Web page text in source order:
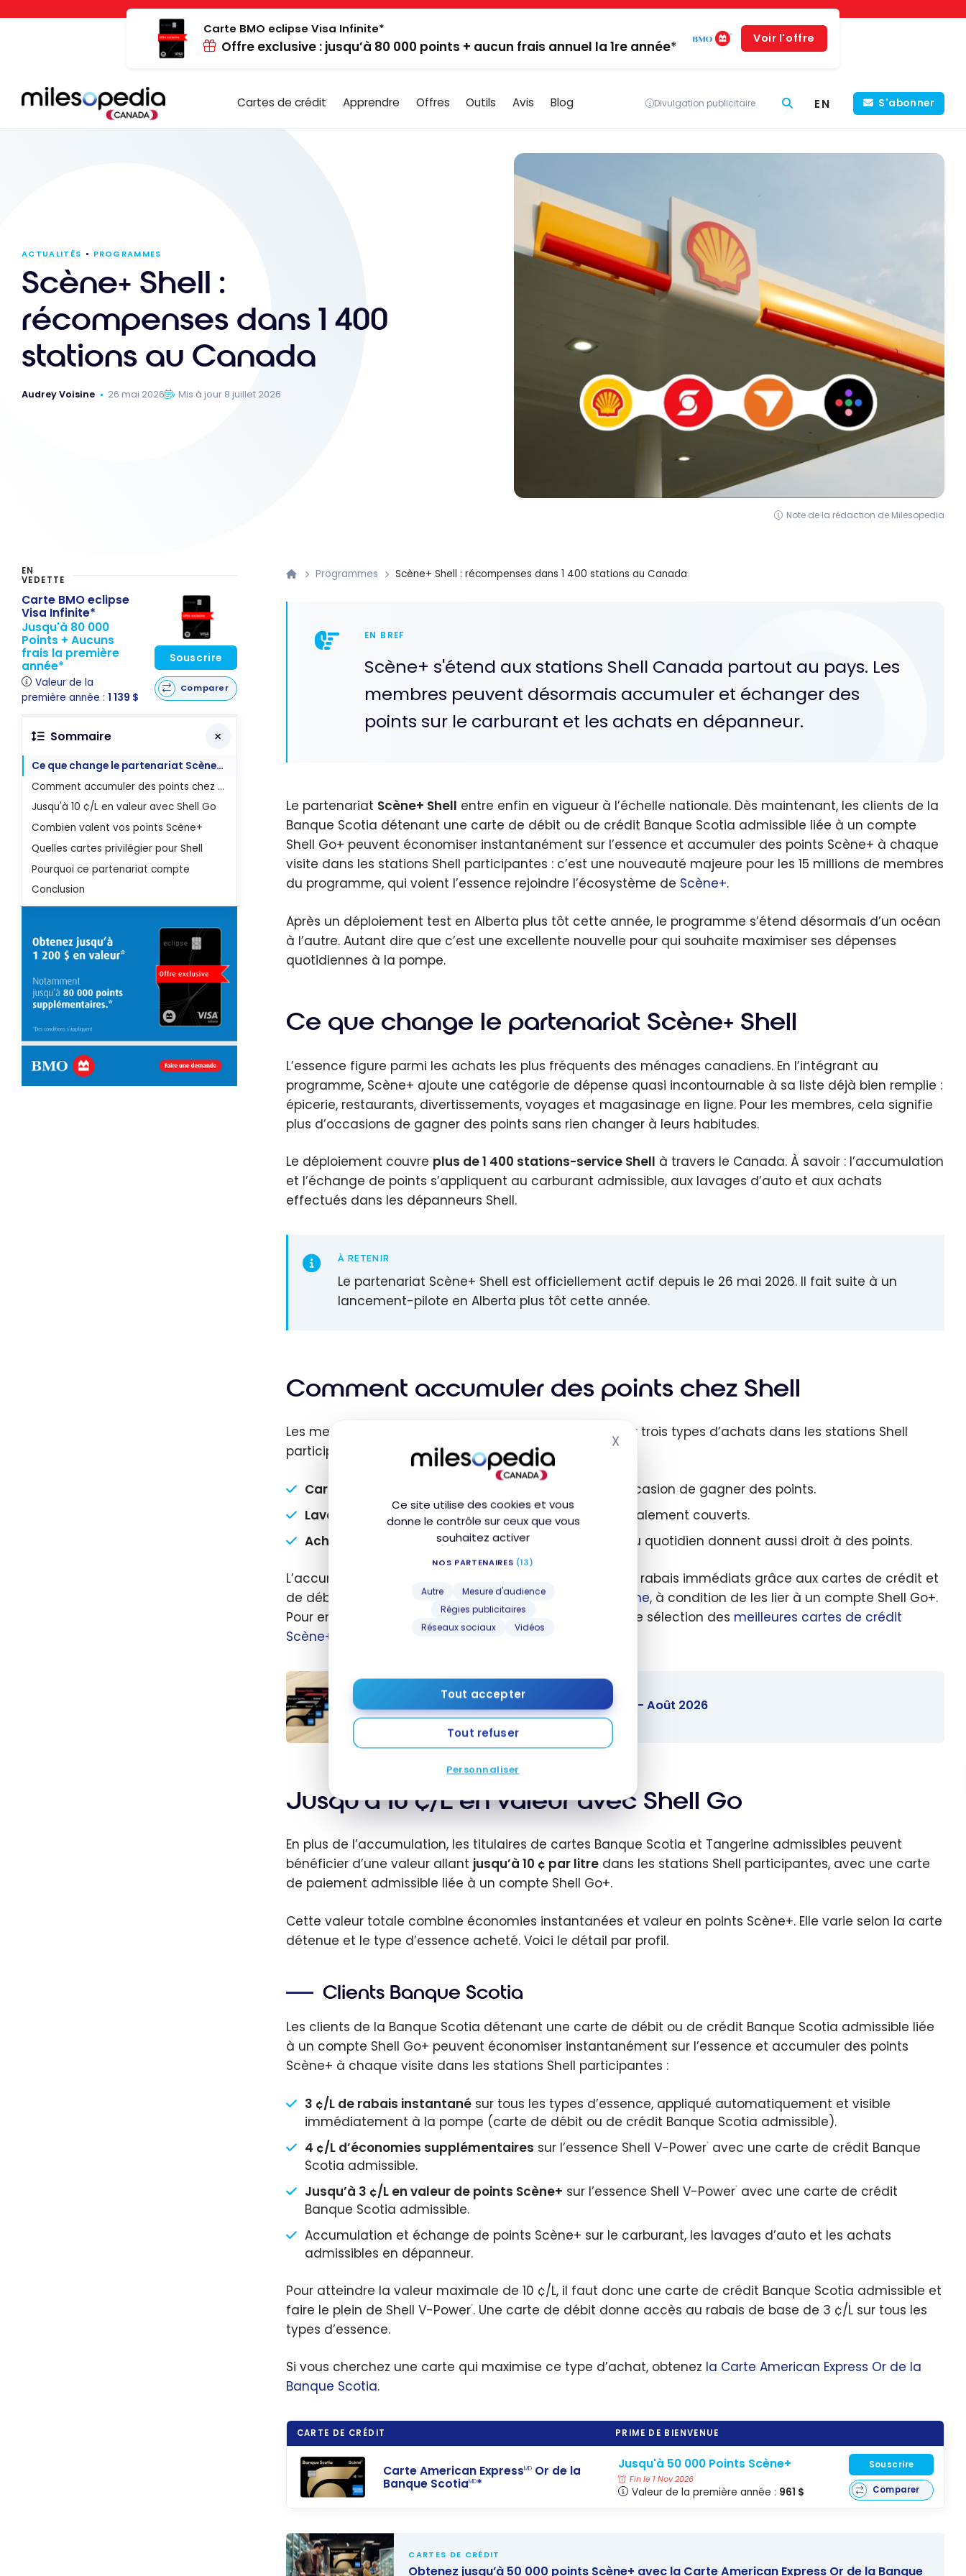
Panneau de gestion des cookies
Ce site utilise des cookies et vous
donne le contrôle sur ceux que vous
souhaitez activer
NOS PARTENAIRES (13)
Autre
Mesure d'audience
Régies publicitaires
Réseaux sociaux
Vidéos
Tout accepter
Tout refuser
Personnaliser
XMasquer le bandeau des cookies
Carte BMO eclipse Visa Infinite*
Offre exclusive : jusqu’à 80 000 points + aucun frais annuel la 1re année*
Voir l'offre
Cartes de crédit Apprendre Offres Outils Avis Blog Divulgation publicitaire EN S'abonner
ACTUALITÉS PROGRAMMES
Scène+ Shell :
récompenses dans 1 400
stations au Canada
Audrey Voisine 26 mai 2026 Mis à jour 8 juillet 2026
Note de la rédaction de Milesopedia
Programmes Scène+ Shell : récompenses dans 1 400 stations au Canada
EN BREF
Scène+ s'étend aux stations Shell Canada partout au pays. Les
membres peuvent désormais accumuler et échanger des
points sur le carburant et les achats en dépanneur.
Le partenariat Scène+ Shell entre enfin en vigueur à l’échelle nationale. Dès maintenant, les clients de la
Banque Scotia détenant une carte de débit ou de crédit Banque Scotia admissible liée à un compte
Shell Go+ peuvent économiser instantanément sur l’essence et accumuler des points Scène+ à chaque
visite dans les stations Shell participantes : c’est une nouveauté majeure pour les 15 millions de membres
du programme, qui voient l’essence rejoindre l’écosystème de Scène+.
Après un déploiement test en Alberta plus tôt cette année, le programme s’étend désormais d’un océan
à l’autre. Autant dire que c’est une excellente nouvelle pour qui souhaite maximiser ses dépenses
quotidiennes à la pompe.
Ce que change le partenariat Scène+ Shell
L’essence figure parmi les achats les plus fréquents des ménages canadiens. En l’intégrant au
programme, Scène+ ajoute une catégorie de dépense quasi incontournable à sa liste déjà bien remplie :
épicerie, restaurants, divertissements, voyages et magasinage en ligne. Pour les membres, cela signifie
plus d’occasions de gagner des points sans rien changer à leurs habitudes.
Le déploiement couvre plus de 1 400 stations-service Shell à travers le Canada. À savoir : l’accumulation
et l’échange de points s’appliquent au carburant admissible, aux lavages d’auto et aux achats
effectués dans les dépanneurs Shell.
À RETENIR
Le partenariat Scène+ Shell est officiellement actif depuis le 26 mai 2026. Il fait suite à un
lancement-pilote en Alberta plus tôt cette année.
Comment accumuler des points chez Shell
Les membres Scène+ peuvent accumuler des points sur trois types d’achats dans les stations Shell
participantes :
Carburant admissible :
chaque plein devient une occasion de gagner des points.
Lavages d’auto :les services de lavage Shell sont également couverts.
Achats en dépanneur :snacks, boissons et articles du quotidien donnent aussi droit à des points.
L’accumulation peut être bonifiée et complétée par des rabais immédiats grâce aux cartes de crédit et
de débit admissibles de la
Banque Scotia Tangerine, à condition de les lier à un compte Shell Go+.
Pour en savoir plus sur les meilleurs choix, consultez notre sélection des meilleures cartes de crédit
Scène+
Les meilleures
Scène+ - Août
2026
Les meilleures cartes de crédit Scène+ - Août 2026
Jusqu’à 10 ¢/L en valeur avec Shell Go
En plus de l’accumulation, les titulaires de cartes Banque Scotia et Tangerine admissibles peuvent
bénéficier d’une valeur allant jusqu’à 10 ¢ par litre dans les stations Shell participantes, avec une carte
de paiement admissible liée à un compte Shell Go+.
Cette valeur totale combine économies instantanées et valeur en points Scène+. Elle varie selon la carte
détenue et le type d’essence acheté. Voici le détail par profil.
Clients Banque Scotia
Les clients de la Banque Scotia détenant une carte de débit ou de crédit Banque Scotia admissible liée
à un compte Shell Go+ peuvent économiser instantanément sur l’essence et accumuler des points
Scène+ à chaque visite dans les stations Shell participantes :
3 ¢/L de rabais instantanésur tous les types d’essence, appliqué automatiquement et visible
immédiatement à la pompe (carte de débit ou de crédit Banque Scotia admissible).
4 ¢/L d’économies supplémentaires sur l’essence Shell V-Power®avec une carte de crédit Banque
Scotia admissible.
Jusqu’à 3 ¢/L en valeur de points Scène+ sur l’essence Shell V-Power®avec une carte de crédit
Banque Scotia admissible.
Accumulation et échange de points Scène+ sur le carburant, les lavages d’auto et les achats
admissibles en dépanneur.
Pour atteindre la valeur maximale de 10 ¢/L, il faut donc une carte de crédit Banque Scotia admissible et
faire le plein de Shell V-Power®. Une carte de débit donne accès au rabais de base de 3 ¢/L sur tous les
types d’essence.
Si vous cherchez une carte qui maximise ce type d’achat, obtenez la Carte American Express Or de la
Banque Scotia.
CARTE DE CRÉDIT PRIME DE BIENVENUE
Carte American ExpressMDOr de la
Banque ScotiaMD*
Jusqu'à 50 000 Points Scène+
Fin le 1 Nov 2026
Valeur de la première année : 961 $
Souscrire
Comparer
CARTES DE CRÉDIT
Obtenez jusqu’à 50 000 points Scène+ avec la Carte American Express Or de la Banque
EN
VEDETTE
Carte BMO eclipse
Visa Infinite*
Jusqu'à 80 000
Points + Aucuns
frais la première
année*
Valeur de la
première année : 1 139 $
Souscrire
Comparer
Sommaire
Ce que change le partenariat Scène+ Shell
Comment accumuler des points chez Shell
Jusqu'à 10 ¢/L en valeur avec Shell Go
Combien valent vos points Scène+
Quelles cartes privilégier pour Shell
Pourquoi ce partenariat compte
Conclusion